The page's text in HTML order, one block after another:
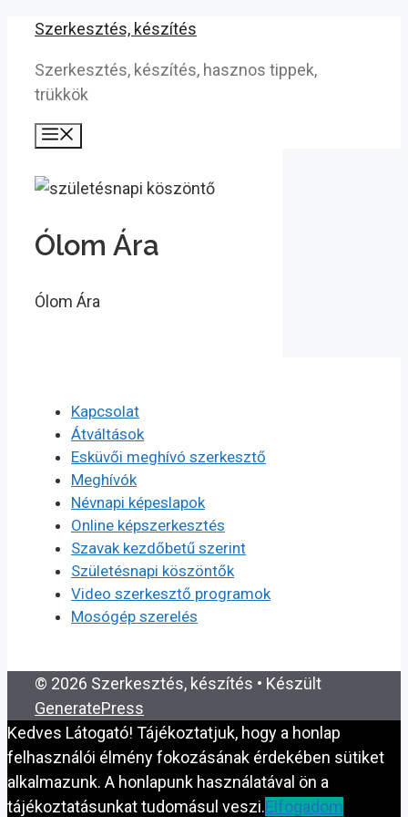
Kilépés
tartalomba
Szerkesztés, készítés
Szerkesztés, készítés, hasznos tippek,
trükkök
Ólom Ára
Ólom Ára
Kapcsolat
Átváltások
Esküvői meghívó szerkesztő
Meghívók
Névnapi képeslapok
Online képszerkesztés
Szavak kezdőbetű szerint
Születésnapi köszöntők
Video szerkesztő programok
Mosógép szerelés
© 2026 Szerkesztés, készítés • Készült
GeneratePress
Kedves Látogató! Tájékoztatjuk, hogy a honlap
felhasználói élmény fokozásának érdekében sütiket
alkalmazunk. A honlapunk használatával ön a
tájékoztatásunkat tudomásul veszi.Elfogadom